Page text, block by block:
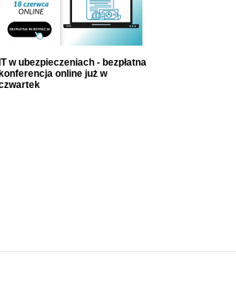
IT w ubezpieczeniach - bezpłatna
konferencja online już w